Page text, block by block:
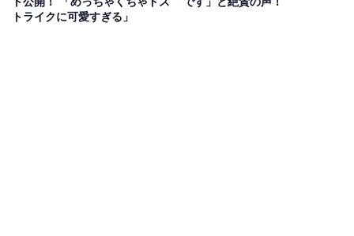
トライクに可愛すぎる」